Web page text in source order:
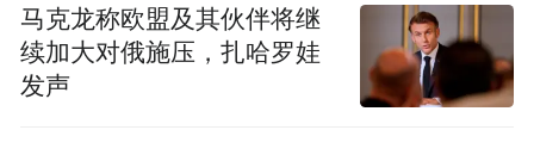
马克龙称欧盟及其伙伴将继
续加大对俄施压，扎哈罗娃
发声